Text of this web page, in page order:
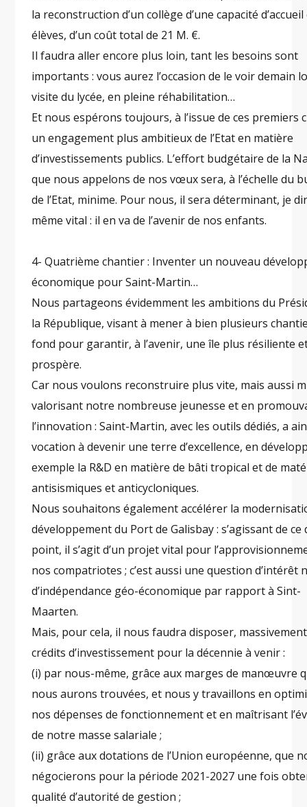
la reconstruction d’un collège d’une capacité d’accueil
élèves, d’un coût total de 21 M. €.
Il faudra aller encore plus loin, tant les besoins sont
importants : vous aurez l’occasion de le voir demain
visite du lycée, en pleine réhabilitation…
Et nous espérons toujours, à l’issue de ces premiers
un engagement plus ambitieux de l’Etat en matière
d’investissements publics. L’effort budgétaire de la
que nous appelons de nos vœux sera, à l’échelle du
de l’Etat, minime. Pour nous, il sera déterminant, je
même vital : il en va de l’avenir de nos enfants.
4- Quatrième chantier : Inventer un nouveau
économique pour Saint-Martin…
Nous partageons évidemment les ambitions du
la République, visant à mener à bien plusieurs
fond pour garantir, à l’avenir, une île plus résiliente
prospère.
Car nous voulons reconstruire plus vite, mais aussi
valorisant notre nombreuse jeunesse et en
l’innovation : Saint-Martin, avec les outils dédiés, a
vocation à devenir une terre d’excellence, en
exemple la R&D en matière de bâti tropical et de
antisismiques et anticycloniques.
Nous souhaitons également accélérer la
développement du Port de Galisbay : s’agissant de
point, il s’agit d’un projet vital pour
nos compatriotes ; c’est aussi une question d’intérêt
d’indépendance géo-économique par rapport à Sint-
Maarten.
Mais, pour cela, il nous faudra disposer,
crédits d’investissement pour la décennie à venir :
(i) par nous-même, grâce aux marges de manœuvre
nous aurons trouvées, et nous y travaillons en
nos dépenses de fonctionnement et en maîtrisant
de notre masse salariale ;
(ii) grâce aux dotations de l’Union européenne, que
négocierons pour la période 2021-2027 une fois
qualité d’autorité de gestion ;